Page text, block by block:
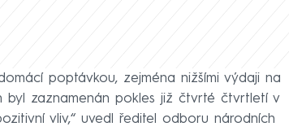
poptávkou, zejména nižšími výdaji na
byl zaznamenán pokles již čtvrté čtvrtletí v
vliv,“ uvedl ředitel odboru národních